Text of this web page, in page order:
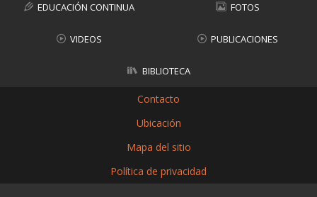
EDUCACIÓN CONTINUA FOTOS
VIDEOS PUBLICACIONES
BIBLIOTECA
Contacto
Ubicación
Mapa del sitio
Política de privacidad